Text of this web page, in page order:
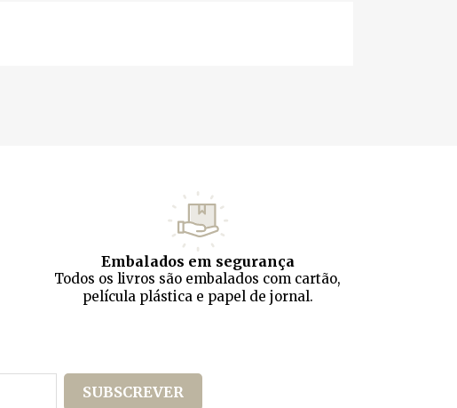
Embalados em segurança
Todos os livros são embalados com cartão,
película plástica e papel de jornal.